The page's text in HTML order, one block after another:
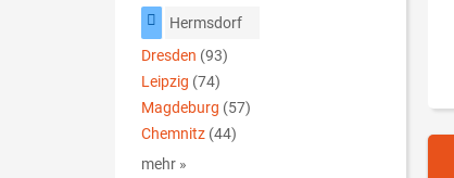
Hermsdorf
Dresden (93)
Leipzig (74)
Magdeburg (57)
Chemnitz (44)
mehr »